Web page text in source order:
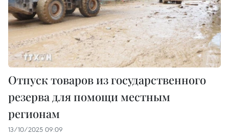
Отпуск товаров из государственного
резерва для помощи местным
регионам
13/10/2025 09:09